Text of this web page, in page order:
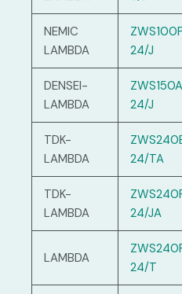
NEMIC
LAMBDA
24/J
DENSEI-
LAMBDA
24/J
TDK-
LAMBDA
24/TA
TDK-
LAMBDA
24/JA
LAMBDA
24/T